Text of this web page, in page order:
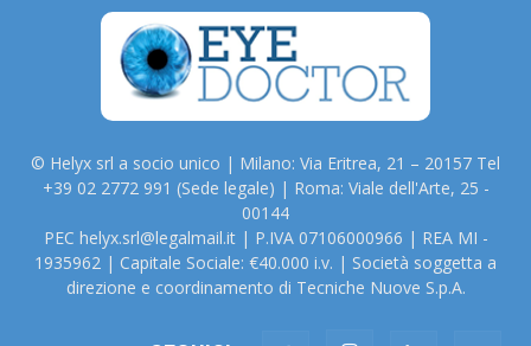
© Helyx srl a socio unico | Milano: Via Eritrea, 21 – 20157 Tel
+39 02 2772 991 (Sede legale) | Roma: Viale dell'Arte, 25 -
00144
PEC helyx.srl@legalmail.it | P.IVA 07106000966 | REA MI -
1935962 | Capitale Sociale: €40.000 i.v. | Società soggetta a
direzione e coordinamento di Tecniche Nuove S.p.A.